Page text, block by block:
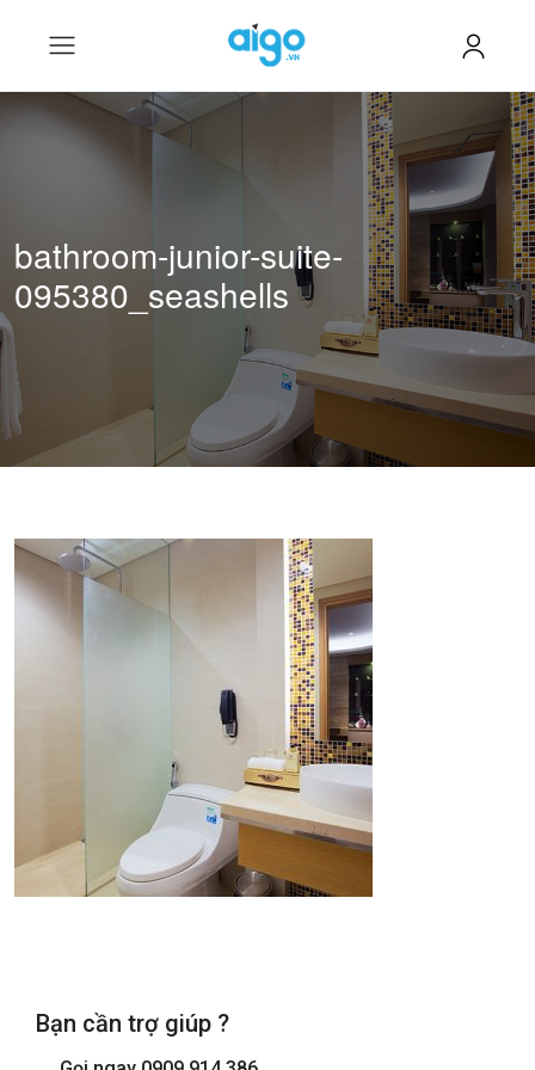
bathroom-junior-suite-
095380_seashells
Bạn cần trợ giúp ?